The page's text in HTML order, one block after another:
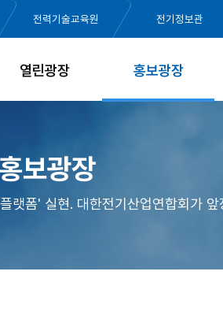
전력기술교육원 전기정보관
열린광장 홍보광장
홍보광장
랫폼' 실현. 대한전기산업연합회가 앞